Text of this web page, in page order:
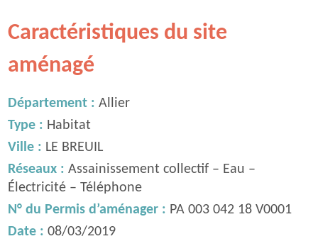
Caractéristiques du site
aménagé
Département : Allier
Type : Habitat
Ville : LE BREUIL
Réseaux : Assainissement collectif – Eau –
Électricité – Téléphone
N° du Permis d’aménager : PA 003 042 18 V0001
Date : 08/03/2019